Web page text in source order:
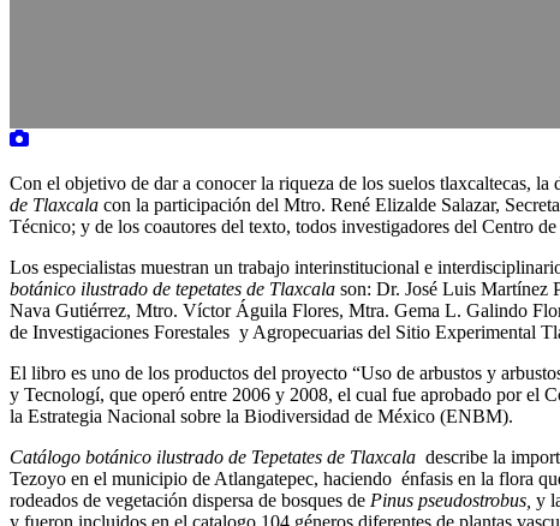
Con el objetivo de dar a conocer la riqueza de los suelos tlaxcaltecas,
de Tlaxcala con la participación del Mtro. René Elizalde Salazar,
Técnico; y de los coautores del texto, todos investigadores del Centro
Los especialistas muestran un trabajo interinstitucional e
botánico ilustrado de tepetates de Tlaxcala son: Dr. José Luis Martínez
Nava Gutiérrez, Mtro. Víctor Águila Flores, Mtra. Gema L. Galindo
de Investigaciones Forestales y Agropecuarias del Sitio Experimental
El libro es uno de los productos del proyecto “Uso de arbustos y
y Tecnologí, que operó entre 2006 y 2008, el cual fue aprobado por el
la Estrategia Nacional sobre la Biodiversidad de México (ENBM).
Catálogo botánico ilustrado de Tepetates de Tlaxcala describe la
Tezoyo en el municipio de Atlangatepec, haciendo énfasis en la flora
rodeados de vegetación dispersa de bosques de Pinus pseudostrobus, y
y fueron incluidos en el catalogo 104 géneros diferentes de plantas